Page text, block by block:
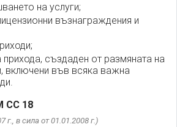
на услуги;
възнаграждения и
създаден от размяната на
включени във всяка важна
СС 18
в сила от 01.01.2008 г.)